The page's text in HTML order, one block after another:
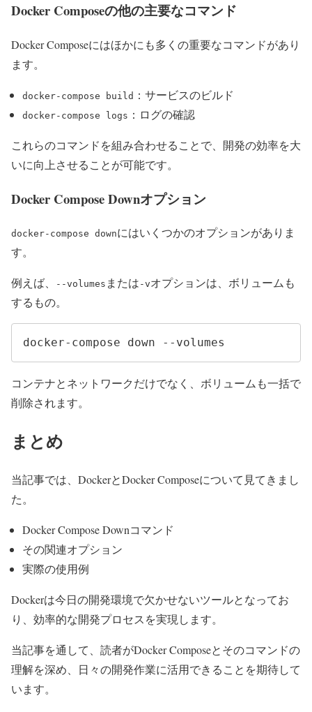
Docker Composeの他の主要なコマンド
Docker Composeにはほかにも多くの重要なコマンドがあり
ます。
docker-compose build ：サービスのビルド
docker-compose logs ：ログの確認
これらのコマンドを組み合わせることで、開発の効率を大
いに向上させることが可能です。
Docker Compose Downオプション
docker-compose downにはいくつかのオプションがありま
す。
例えば、 --volumes または -vオプションは、ボリュームも
するもの。
docker-compose down --volumes
コンテナとネットワークだけでなく、ボリュームも一括で
削除されます。
まとめ
当記事では、DockerとDocker Composeについて見てきまし
た。
Docker Compose Downコマンド
その関連オプション
実際の使用例
Dockerは今日の開発環境で欠かせないツールとなってお
り、効率的な開発プロセスを実現します。
当記事を通して、読者がDocker Composeとそのコマンドの
理解を深め、日々の開発作業に活用できることを期待して
います。